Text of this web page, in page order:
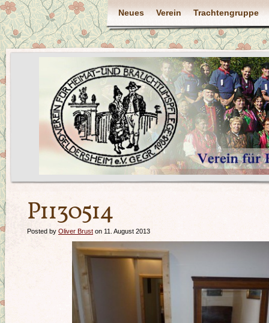
Neues Verein Trachtengruppe
P1130514
Posted by Oliver Brust on 11. August 2013